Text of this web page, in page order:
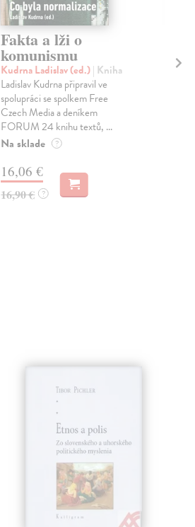
Fakta a lži o
komunismu
Kudrna Ladislav (ed.)| Kniha
Ladislav Kudrna připravil ve
spolupráci se spolkem Free
Czech Media a deníkem
FORUM 24 knihu textů, ...
Na sklade ?
16,06 €
16,90 € ?